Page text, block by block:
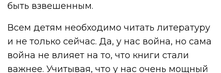
быть взвешенным.
Всем детям необходимо читать литературу
и не только сейчас. Да, у нас война, но сама
война не влияет на то, что книги стали
важнее. Учитывая, что у нас очень мощный